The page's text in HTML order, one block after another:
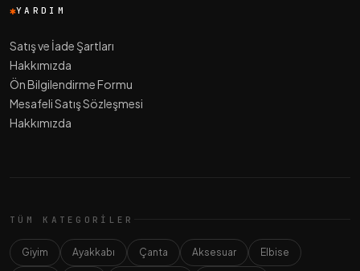
YARDIM
Satış ve İade Şartları
Hakkımızda
Ön Bilgilendirme Formu
Mesafeli Satış Sözleşmesi
Hakkımızda
TÜM KATEGORILER
Giyim Ayakkabı Çanta Aksesuar Elbise